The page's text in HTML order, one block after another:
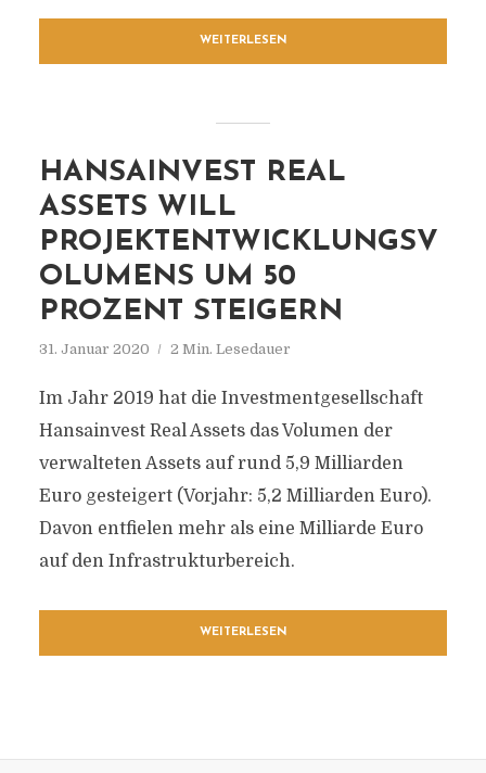
WEITERLESEN
HANSAINVEST REAL
ASSETS WILL
PROJEKTENTWICKLUNGSV
OLUMENS UM 50
PROZENT STEIGERN
31. Januar 2020 2 Min. Lesedauer
Im Jahr 2019 hat die Investmentgesellschaft
Hansainvest Real Assets das Volumen der
verwalteten Assets auf rund 5,9 Milliarden
Euro gesteigert (Vorjahr: 5,2 Milliarden Euro).
Davon entfielen mehr als eine Milliarde Euro
auf den Infrastrukturbereich.
WEITERLESEN